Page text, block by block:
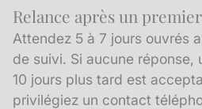
Relance après un
Attendez 5 à 7 jours ouvrés
de suivi. Si aucune réponse,
10 jours plus tard est
privilégiez un contact